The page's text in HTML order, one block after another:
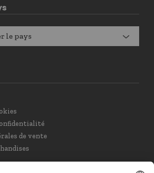
le pays
de vente